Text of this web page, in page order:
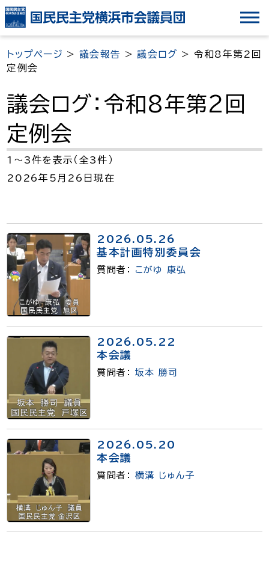
ナ
ビ
ー
ョ
ン
を
ス
キ
ッ
トップページ >議会報告 >議会ログ > 令和8年第2回
定例会
議会ログ：令和8年第2回
定例会
1～3件を表示（全3件）
2026年5月26日現在
2026.05.26
基本計画特別委員会
質問者： こがゆ 康弘
2026.05.22
本会議
質問者： 坂本 勝司
2026.05.20
本会議
質問者： 横溝 じゅん子